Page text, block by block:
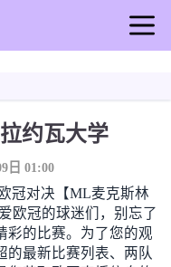
约瓦大学
日 01:00
冠对决【ML麦克斯林
欧冠的球迷们，别忘了
彩的比赛。为了您的观
的最新比赛列表、两队